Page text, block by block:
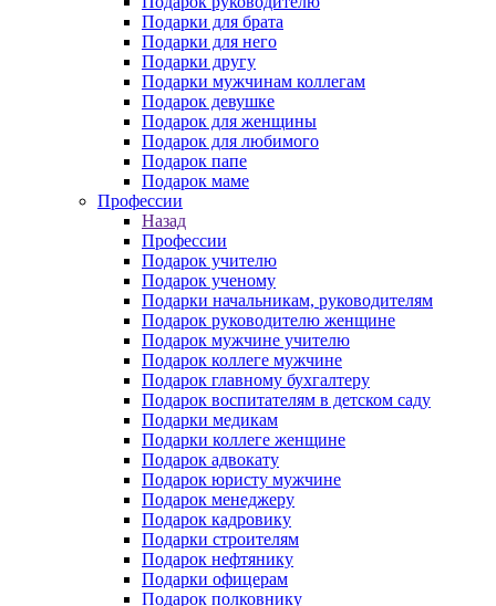
Подарки для брата
Подарки для него
Подарки другу
Подарки мужчинам коллегам
Подарок девушке
Подарок для женщины
Подарок для любимого
Подарок папе
Подарок маме
Профессии
Назад
Профессии
Подарок учителю
Подарок ученому
Подарки начальникам, руководителям
Подарок руководителю женщине
Подарок мужчине учителю
Подарок коллеге мужчине
Подарок главному бухгалтеру
Подарок воспитателям в детском саду
Подарки медикам
Подарки коллеге женщине
Подарок адвокату
Подарок юристу мужчине
Подарок менеджеру
Подарок кадровику
Подарки строителям
Подарок нефтянику
Подарки офицерам
Подарок полковнику